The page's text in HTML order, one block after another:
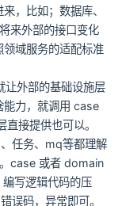
，比如；数据库、
来外部的接口变化
域服务的适配标准
让外部的基础设施层
能力，就调用 case
接提供也可以。
任务、mq等都理解
case 或者 domain
写逻辑代码的压
误码，异常即可。